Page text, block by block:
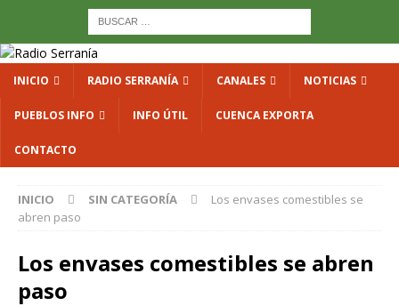
INICIO RADIO SERRANÍA CANALES NOTICIAS
PUEBLOS INFO INFO ÚTIL CUENCA EXPORTA
CONTACTO
INICIO SIN CATEGORÍA
Los envases comestibles se
abren paso
Los envases comestibles se abren
paso